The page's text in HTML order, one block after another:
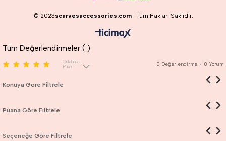
© 2023scarvesaccessories.com- Tüm Hakları Saklıdır.
Tüm Değerlendirmeler ( )
Ortalama
Puan
0 Değerlendirme • 0 Yorum
Konuya Göre Filtrele
Puana Göre Filtrele
Seçeneğe Göre Filtrele